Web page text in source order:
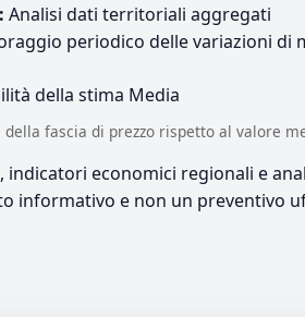
Analisi dati territoriali aggregati
periodico delle variazioni di
della stima Media
fascia di prezzo rispetto al valore
economici regionali e
informativo e non un preventivo